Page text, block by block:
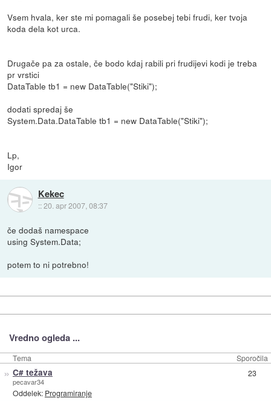
Vsem hvala, ker ste mi pomagali še posebej tebi frudi, ker tvoja
koda dela kot urca.
Drugače pa za ostale, če bodo kdaj rabili pri frudijevi kodi je treba
pr vrstici
DataTable tb1 = new DataTable("Stiki");
dodati spredaj še
System.Data.DataTable tb1 = new DataTable("Stiki");
Lp,
Igor
Kekec
::20. apr 2007, 08:37
če dodaš namespace
using System.Data;
potem to ni potrebno!
Vredno ogleda ...
Tema Sporočila
» C# težava
pecavar34
Oddelek: Programiranje
23